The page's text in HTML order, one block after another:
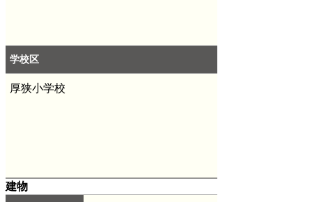
学校区
厚狭小学校
建物